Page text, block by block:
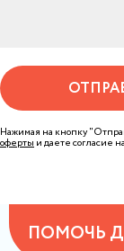
Нажимая на кнопку
офертыи даете согласие
ПОМОЧЬ